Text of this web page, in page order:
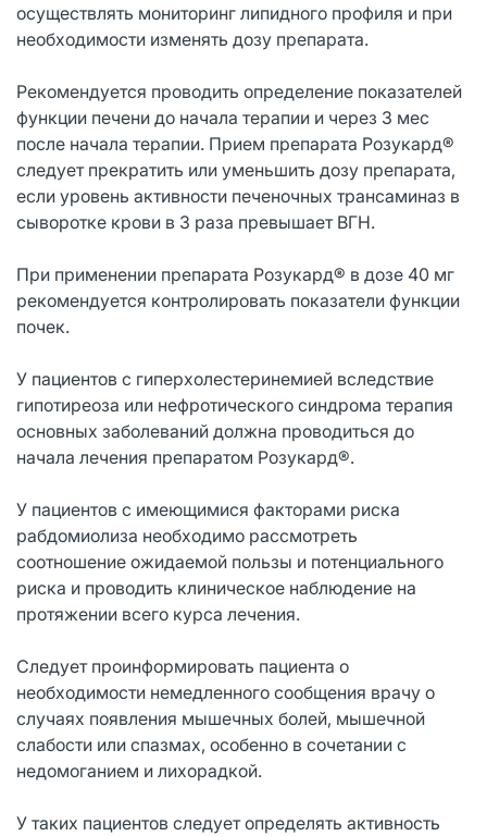
осуществлять мониторинг липидного профиля и при
необходимости изменять дозу препарата.
Рекомендуется проводить определение показателей
функции печени до начала терапии и через 3 мес
после начала терапии. Прием препарата Pозукард®
следует прекратить или уменьшить дозу препарата,
если уровень активности печеночных трансаминаз в
сыворотке крови в 3 раза превышает ВГН.
При применении препарата Pозукард® в дозе 40 мг
рекомендуется контролировать показатели функции
почек.
У пациентов с гиперхолестеринемией вследствие
гипотиреоза или нефротического синдрома терапия
основных заболеваний должна проводиться до
начала лечения препаратом Pозукард®.
У пациентов с имеющимися факторами риска
рабдомиолиза необходимо рассмотреть
соотношение ожидаемой пользы и потенциального
риска и проводить клиническое наблюдение на
протяжении всего курса лечения.
Следует проинформировать пациента о
необходимости немедленного сообщения врачу о
случаях появления мышечных болей, мышечной
слабости или спазмах, особенно в сочетании с
недомоганием и лихорадкой.
У таких пациентов следует определять активность